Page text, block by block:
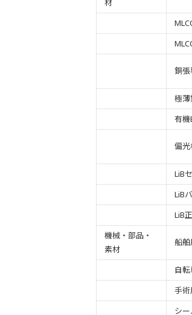
材
銅
極薄
有機
偏光
LiB
LiB
LiB
機械・部品・
素材
船舶
自
手
シ